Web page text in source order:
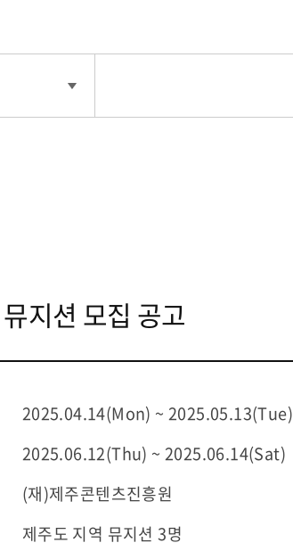
지션 모집 공고
2025.04.14(Mon) ~ 2025.05.13(Tue)
2025.06.12(Thu) ~ 2025.06.14(Sat)
(재)제주콘텐츠진흥원
제주도 지역 뮤지션 3명